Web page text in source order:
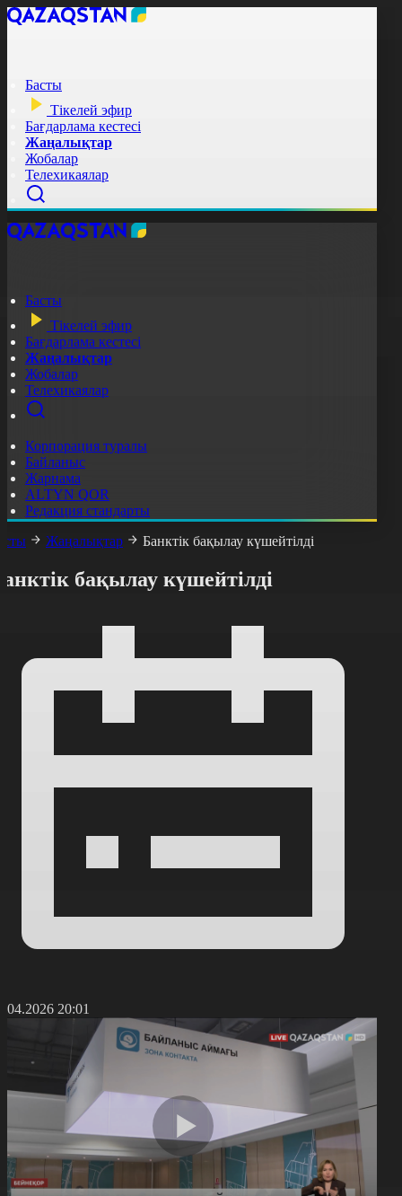
Басты
Тікелей эфир
Бағдарлама кестесі
Жаңалықтар
Жобалар
Телехикаялар
Басты
Тікелей эфир
Бағдарлама кестесі
Жаңалықтар
Жобалар
Телехикаялар
Корпорация туралы
Байланыс
Жарнама
ALTYN QOR
Редакция стандарты
Жаңалықтар Банктік бақылау күшейтілді
бақылау күшейтілді
20:01